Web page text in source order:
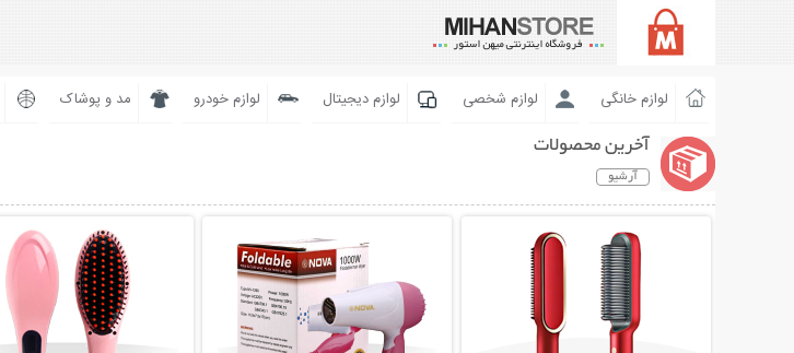
لوازم خانگی لوازم شخصی لوازم دیجیتال لوازم خودرو مد و پوشاک
آخرین محصولات
آرشیو